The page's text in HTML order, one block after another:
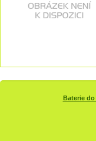
Baterie